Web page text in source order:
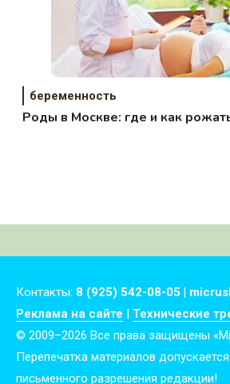
беременность
Роды в Москве: где и как
Контакты: 8 (925) 542-08-05 |
Реклама на сайте | Технические
© 2009–2026 Все права защищены
Перепечатка материалов
письменного разрешения редакции!